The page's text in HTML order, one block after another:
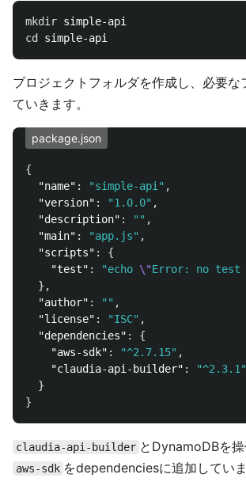
mkdir
cd
プロジェクトフォルダを作成し、必要な
ていきます。
package.json
{
"name" : "simple-api" ,
"version" : "1.0.0" ,
"description" : "" ,
"main" : "app.js" ,
"scripts" :
{
"test" : "echo \"Error: no test
},
"author" : "" ,
"license" : "ISC" ,
"dependencies" :
{
"aws-sdk" : "^2.7.15" ,
"claudia-api-builder" :
"^2.3.1"
}
}
claudia-api-builder とDynamoDBを
aws-sdk をdependenciesに追加していま